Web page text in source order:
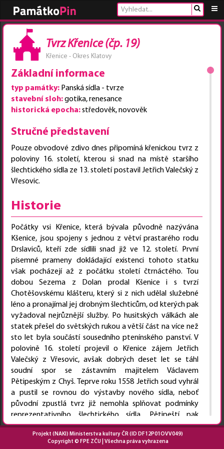
Tvrz Křenice (čp. 19)
Křenice - Okres Klatovy
Základní informace
typ památky: Panská sídla - tvrze
stavební sloh:gotika, renesance
historická epocha:středověk, novověk
Stručné představení
Pouze obvodové zdivo dnes připomíná křenickou tvrz z
poloviny 16. století, kterou si snad na místě staršího
šlechtického sídla ze 13. století postavil Jetřich Valečský z
Vřesovic.
Historie
Počátky vsi Křenice, která bývala původně nazývána
Kšenice, jsou spojeny s jednou z větví prastarého rodu
Drslaviců, kteří zde sídlili snad již ve 12. století. První
písemné prameny dokládající existenci tohoto statku
však pocházejí až z počátku století čtrnáctého. Tou
dobou Sezema z Dolan prodal Kšenice i s tvrzí
Chotěšovskému klášteru, který si z nich udělal služebné
léno a pronajímal jej drobným šlechticům, od kterých pak
vyžadoval nejrůznější služby. Po husitských válkách ale
statek přešel do světských rukou a větší část na více než
sto let byla součástí sousedního ptenínského panství. V
polovině 16. století projevil o Křenice zájem Jetřich
Valečský z Vřesovic, avšak dobrých deset let se táhl
soudní spor se zástavním majitelem Václavem
Pětipeským z Chyš. Teprve roku 1558 Jetřich soud vyhrál
a pustil se rovnou do výstavby nového sídla, neboť
původní zpustlá tvrz již nemohla splňovat podmínky
reprezentativního šlechtického sídla. Pětipeští pak
pobývali na Křenicích až do roku 1679, tou dobou je
odprodali Ludmile Elišce Lipovské, která je obratem
Projekt (NAKI) Ministerstva kultury ČR (ID DF12P01OVV049)
Copyright © FPE ZČU | Všechna práva vyhrazena